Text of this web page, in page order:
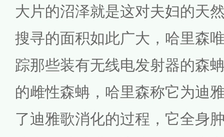
大片的沼泽就是这对夫妇的天
搜寻的面积如此广大，哈里森
踪那些装有无线电发射器的森
的雌性森蚺，哈里森称它为迪
了迪雅歌消化的过程，它全身